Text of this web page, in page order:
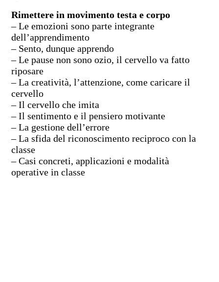
Rimettere in movimento testa e corpo
– Le emozioni sono parte integrante
dell’apprendimento
– Sento, dunque apprendo
– Le pause non sono ozio, il cervello va fatto
riposare
– La creatività, l’attenzione, come caricare il
cervello
– Il cervello che imita
– Il sentimento e il pensiero motivante
– La gestione dell’errore
– La sfida del riconoscimento reciproco con la
classe
– Casi concreti, applicazioni e modalità
operative in classe